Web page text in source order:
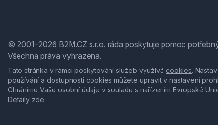
© 2001–2026 B2M.CZ s.r.o. ráda poskytuje pomoc
Všechna práva vyhrazena.
Tato stránka v rámci poskytování služeb využívá cookies.
používání a dostupnosti cookies můžete upravit v nastavení
Chráníme Vaše osobní údaje v souladu s nařízením Evropské
Detaily zde.